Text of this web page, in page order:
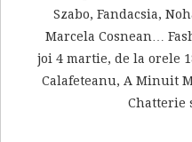
Szabo, Fandacsia,
Marcela Cosnean…
joi 4 martie, de la orele
Calafeteanu, A Minuit
Chatterie